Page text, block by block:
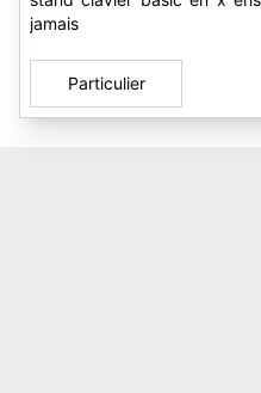
jamais
Particulier